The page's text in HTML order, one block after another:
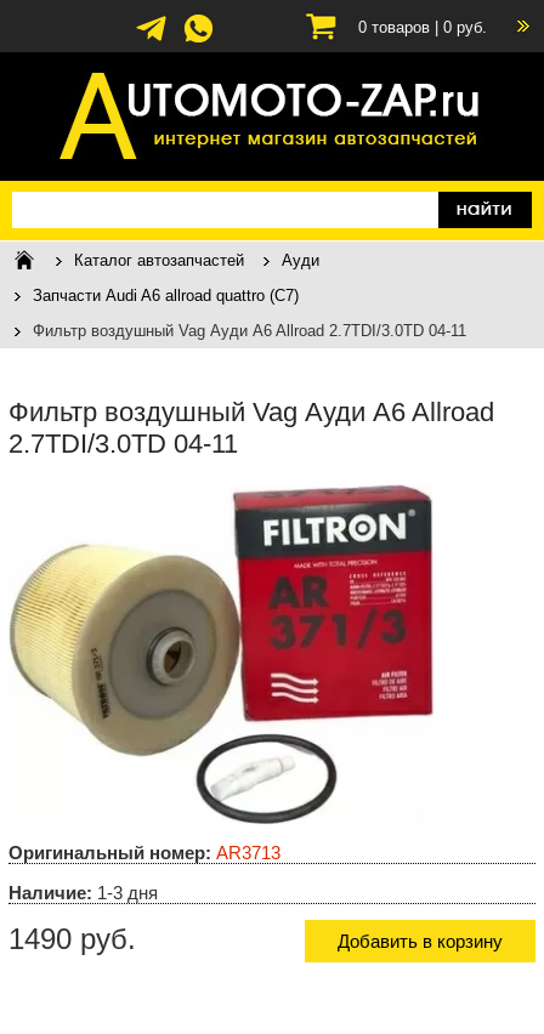
0 товаров | 0 руб.
Каталог автозапчастей
Ауди
Запчасти Audi A6 allroad quattro (C7)
Фильтр воздушный Vag Ауди A6 Allroad 2.7TDI/3.0TD 04-11
Фильтр воздушный Vag Ауди A6 Allroad
2.7TDI/3.0TD 04-11
Оригинальный номер: AR3713
Наличие: 1-3 дня
1490 руб. Добавить в корзину